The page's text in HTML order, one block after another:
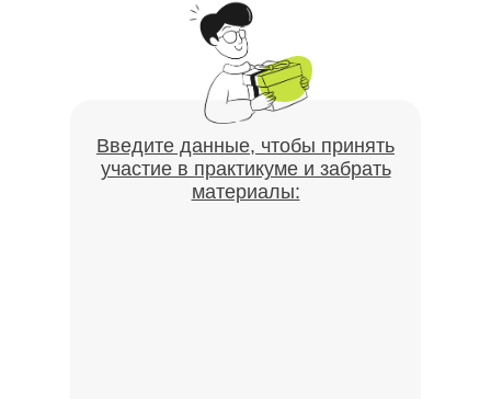
Введите данные, чтобы принять
участие в практикуме и забрать
материалы: